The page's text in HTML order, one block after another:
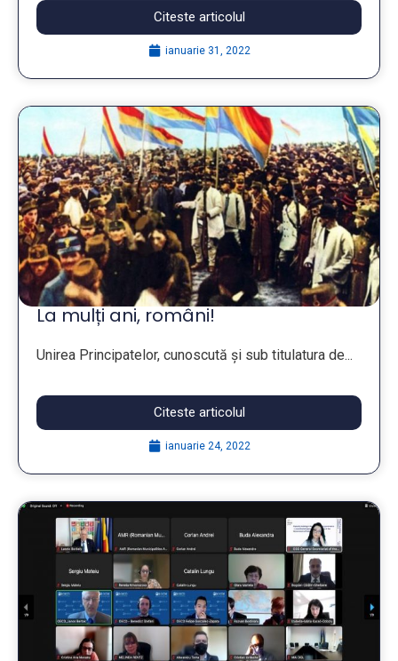
Citeste articolul
ianuarie 31, 2022
La mulți ani, români!
Unirea Principatelor, cunoscută și sub titulatura de...
Citeste articolul
ianuarie 24, 2022